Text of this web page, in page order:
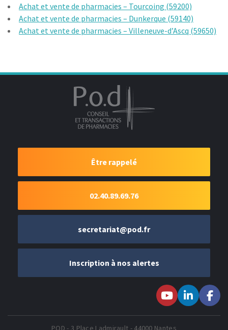
Achat et vente de pharmacies – Tourcoing (59200)
Achat et vente de pharmacies – Dunkerque (59140)
Achat et vente de pharmacies – Villeneuve-d’Ascq (59650)
Être rappelé
02.40.89.69.76
secretariat@pod.fr
Inscription à nos alertes
Youtubesur LinkedIn
nous sur
POD - 3 Place Ladmirault - 44000 Nantes